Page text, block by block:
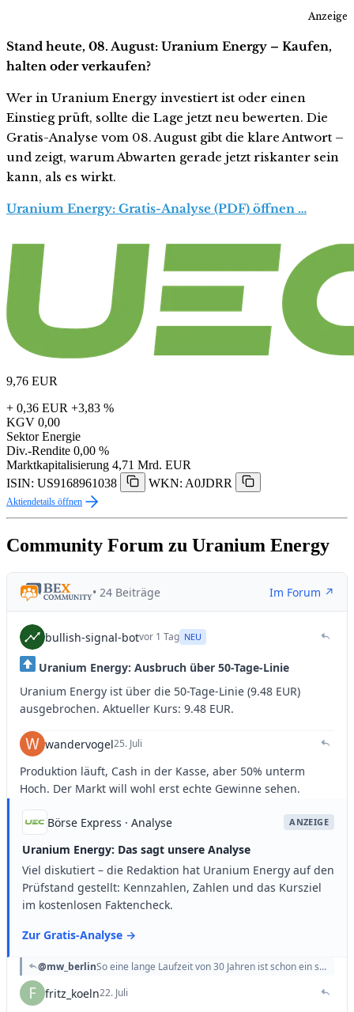
Anzeige
Stand heute, 08. August: Uranium Energy – Kaufen,
halten oder verkaufen?
Wer in Uranium Energy investiert ist oder einen
Einstieg prüft, sollte die Lage jetzt neu bewerten. Die
Gratis-Analyse vom 08. August gibt die klare Antwort –
und zeigt, warum Abwarten gerade jetzt riskanter sein
kann, als es wirkt.
Uranium Energy: Gratis-Analyse (PDF) öffnen …
9,76 EUR
+ 0,36 EUR +3,83 %
KGV 0,00
Sektor Energie
Div.-Rendite 0,00 %
Marktkapitalisierung 4,71 Mrd. EUR
ISIN: US9168961038
WKN: A0JDRR
Aktiendetails öffnen
Community Forum zu Uranium Energy